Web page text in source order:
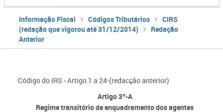
Informação Fiscal Códigos Tributários
CIRS
(redação que vigorou até 31/12/2014)
Redação
Anterior
Código do IRS - Artigo 1 a 24-(redacção anterior)
Artigo 3º-A
Regime transitório de enquadramento dos agentes